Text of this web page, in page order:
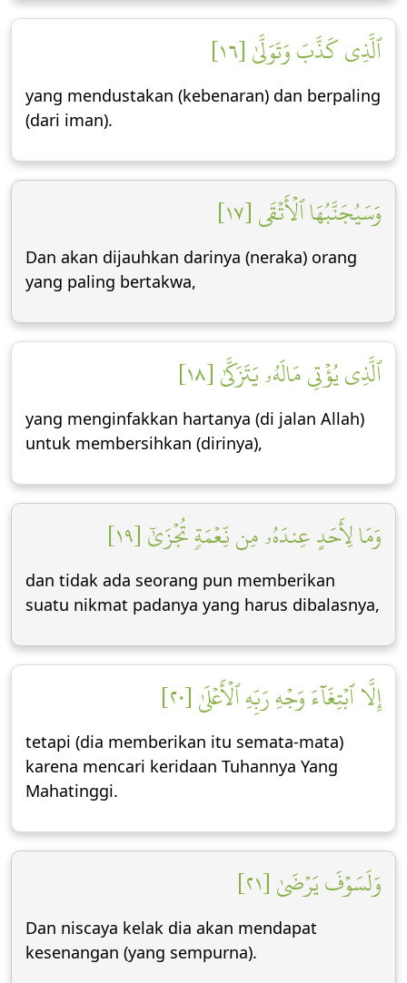
ٱلَّذِي كَذَّبَ وَتَوَلَّىٰ [١٦]
yang mendustakan (kebenaran) dan berpaling
(dari iman).
وَسَيُجَنَّبُهَا ٱلۡأَتۡقَى [١٧]
Dan akan dijauhkan darinya (neraka) orang
yang paling bertakwa,
ٱلَّذِي يُؤۡتِي مَالَهُۥ يَتَزَكَّىٰ [١٨]
yang menginfakkan hartanya (di jalan Allah)
untuk membersihkan (dirinya),
وَمَا لِأَحَدٍ عِندَهُۥ مِن نِّعۡمَةٖ تُجۡزَىٰٓ [١٩]
dan tidak ada seorang pun memberikan
suatu nikmat padanya yang harus dibalasnya,
إِلَّا ٱبۡتِغَآءَ وَجۡهِ رَبِّهِ ٱلۡأَعۡلَىٰ [٢٠]
tetapi (dia memberikan itu semata-mata)
karena mencari keridaan Tuhannya Yang
Mahatinggi.
وَلَسَوۡفَ يَرۡضَىٰ [٢١]
Dan niscaya kelak dia akan mendapat
kesenangan (yang sempurna).